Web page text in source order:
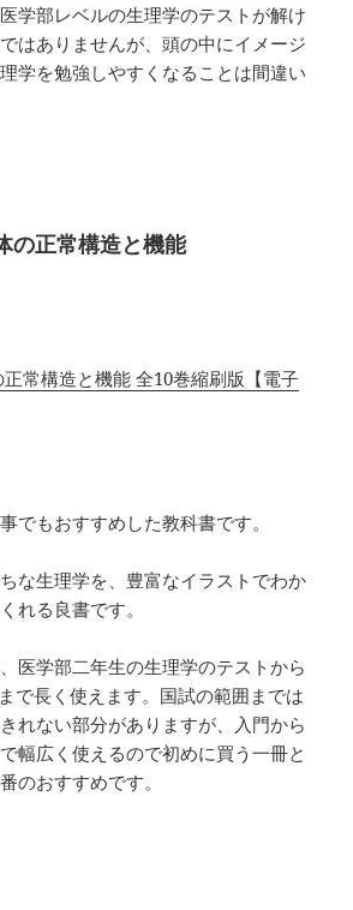
学部レベルの生理学のテストが解け
はありませんが、頭の中にイメージ
学を勉強しやすくなることは間違い
の正常構造と機能
常構造と機能 全10巻縮刷版【電子
でもおすすめした教科書です。
な生理学を、豊富なイラストでわか
れる良書です。
医学部二年生の生理学のテストから
で長く使えます。国試の範囲までは
れない部分がありますが、入門から
幅広く使えるので初めに買う一冊と
のおすすめです。